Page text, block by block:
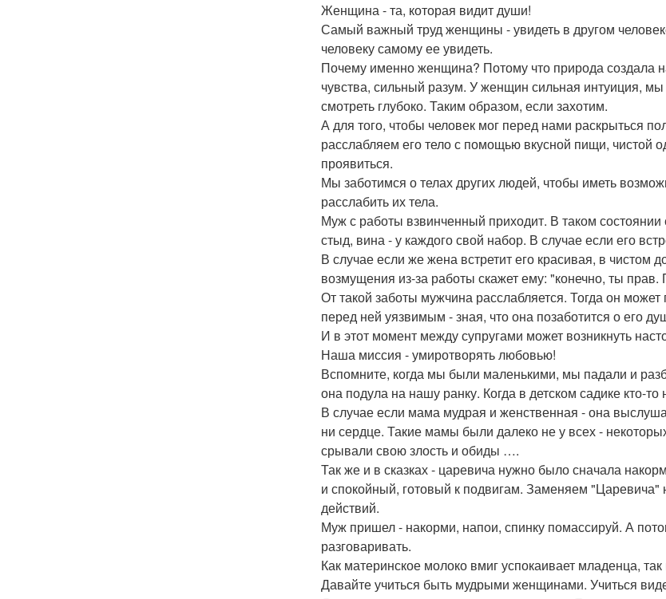
Женщина - та, которая видит души!
Самый важный труд женщины - увидеть в другом
человеку самому ее увидеть.
Почему именно женщина? Потому что природа создала
чувства, сильный разум. У женщин сильная интуиция,
смотреть глубоко. Таким образом, если захотим.
А для того, чтобы человек мог перед нами раскрыться
расслабляем его тело с помощью вкусной пищи, чистой
проявиться.
Мы заботимся о телах других людей, чтобы иметь
расслабить их тела.
Муж с работы взвинченный приходит. В таком
стыд, вина - у каждого свой набор. В случае если его
В случае если же жена встретит его красивая, в
возмущения из-за работы скажет ему: "конечно, ты
От такой заботы мужчина расслабляется. Тогда он
перед ней уязвимым - зная, что она позаботится о его
И в этот момент между супругами может возникнуть
Наша миссия - умиротворять любовью!
Вспомните, когда мы были маленькими, мы падали и
она подула на нашу ранку. Когда в детском садике кто-
В случае если мама мудрая и женственная - она
ни сердце. Такие мамы были далеко не у всех -
срывали свою злость и обиды ….
Так же и в сказках - царевича нужно было сначала
и спокойный, готовый к подвигам. Заменяем
действий.
Муж пришел - накорми, напои, спинку помассируй. А
разговаривать.
Как материнское молоко вмиг успокаивает младенца,
Давайте учиться быть мудрыми женщинами. Учиться